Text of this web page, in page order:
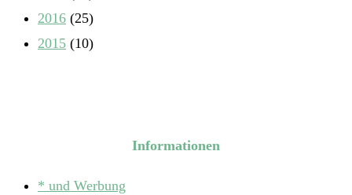
2016 (25)
2015 (10)
Informationen
* und Werbung